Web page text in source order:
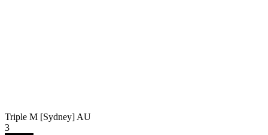
Triple M [Sydney] AU
3